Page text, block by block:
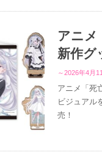
アニメ
新作グ
～2026年4月
アニメ「死
ビジュアル
売！